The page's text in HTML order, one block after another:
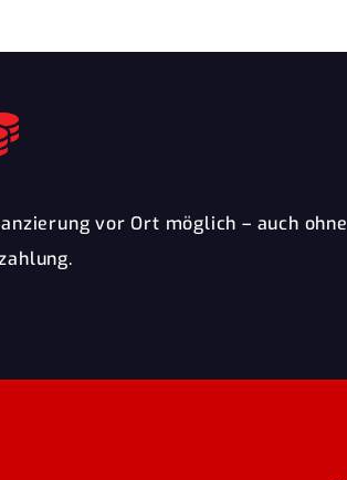
vor Ort möglich – auch ohne